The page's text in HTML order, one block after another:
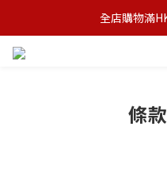
全店購物滿
條